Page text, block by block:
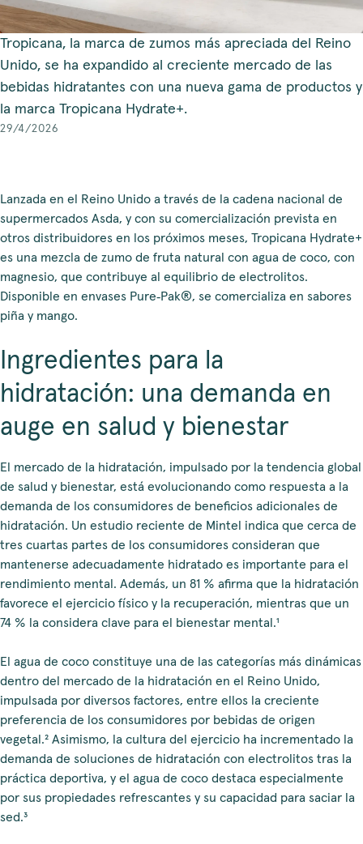
Tropicana, la marca de zumos más apreciada del Reino
Unido, se ha expandido al creciente mercado de las
bebidas hidratantes con una nueva gama de productos y
la marca Tropicana Hydrate+.
29/4/2026
Lanzada en el Reino Unido a través de la cadena nacional de
supermercados Asda, y con su comercialización prevista en
otros distribuidores en los próximos meses, Tropicana Hydrate+
es una mezcla de zumo de fruta natural con agua de coco, con
magnesio, que contribuye al equilibrio de electrolitos.
Disponible en envases Pure‑Pak®, se comercializa en sabores
piña y mango.
Ingredientes para la
hidratación: una demanda en
auge en salud y bienestar
El mercado de la hidratación, impulsado por la tendencia global
de salud y bienestar, está evolucionando como respuesta a la
demanda de los consumidores de beneficios adicionales de
hidratación. Un estudio reciente de Mintel indica que cerca de
tres cuartas partes de los consumidores consideran que
mantenerse adecuadamente hidratado es importante para el
rendimiento mental. Además, un 81 % afirma que la hidratación
favorece el ejercicio físico y la recuperación, mientras que un
74 % la considera clave para el bienestar mental.¹
El agua de coco constituye una de las categorías más dinámicas
dentro del mercado de la hidratación en el Reino Unido,
impulsada por diversos factores, entre ellos la creciente
preferencia de los consumidores por bebidas de origen
vegetal.² Asimismo, la cultura del ejercicio ha incrementado la
demanda de soluciones de hidratación con electrolitos tras la
práctica deportiva, y el agua de coco destaca especialmente
por sus propiedades refrescantes y su capacidad para saciar la
sed.³